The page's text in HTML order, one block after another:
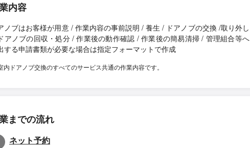
内容
ノブはお客様が用意 / 作業内容の事前説明 / 養生 / ドアノブの交換 /取り外し
アノブの回収・処分 / 作業後の動作確認 / 作業後の簡易清掃 / 管理組合等へ
する申請書類が必要な場合は指定フォーマットで作成
内ドアノブ交換のすべてのサービス共通の作業内容です。
までの流れ
ネット予約